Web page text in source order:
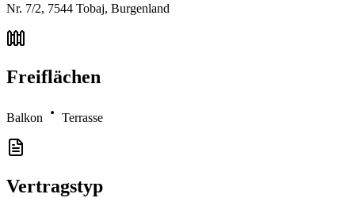
Nr. 7/2, 7544 Tobaj, Burgenland
Freiflächen
Balkon Terrasse
Vertragstyp